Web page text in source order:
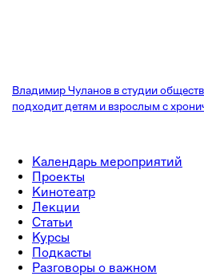
Владимир Чуланов в студии
подходит детям и взрослым с
Календарь мероприятий
Проекты
Кинотеатр
Лекции
Статьи
Курсы
Подкасты
Разговоры о важном